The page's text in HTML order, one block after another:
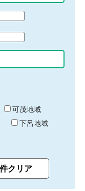
可茂地域
下呂地域